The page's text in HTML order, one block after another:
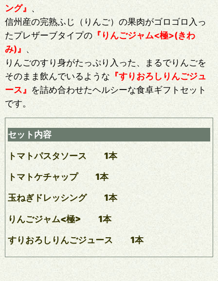
ング』 、
信州産の完熟ふじ（りんご）の果肉がゴロゴロ入っ
たプレザーブタイプの 『りんごジャム<極>(きわ
み)』 、
りんごのすり身がたっぷり入った、まるでりんごを
そのまま飲んでいるような 『すりおろしりんごジュ
ース』 を詰め合わせたヘルシーな食卓ギフトセット
です。
セット内容
トマトパスタソース 1本
トマトケチャップ 1本
玉ねぎドレッシング 1本
りんごジャム<極> 1本
すりおろしりんごジュース 1本